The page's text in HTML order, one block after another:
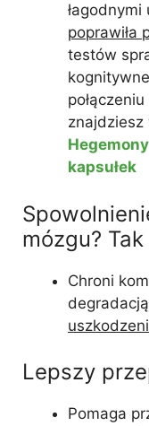
poprawiła
testów
kapsułek
mózgu?
Chroni
Lepszy
Pomaga